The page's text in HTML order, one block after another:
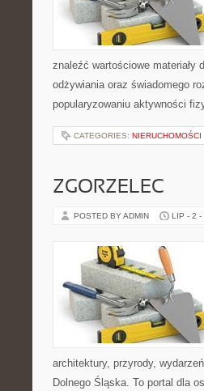
znaleźć wartościowe
odżywiania oraz świadomego
popularyzowaniu aktywności
CATEGORIES: NIERUCHOMOŚCI
ZGORZELEC
POSTED BY ADMIN LIP - 2 -
architektury, przyrody,
Dolnego Śląska. To portal dla